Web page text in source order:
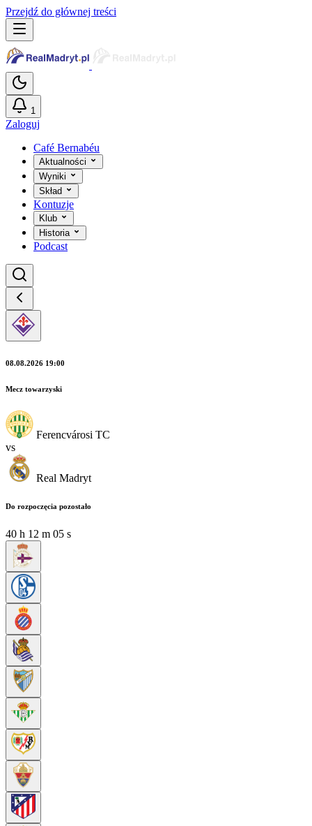
Przejdź do głównej treści
1
Zaloguj
Café Bernabéu
Aktualności
Wyniki
Skład
Kontuzje
Klub
Historia
Podcast
08.08.2026 19:00
Mecz towarzyski
Ferencvárosi TC
vs
Real Madryt
Do rozpoczęcia pozostało
40 h 12 m 04 s